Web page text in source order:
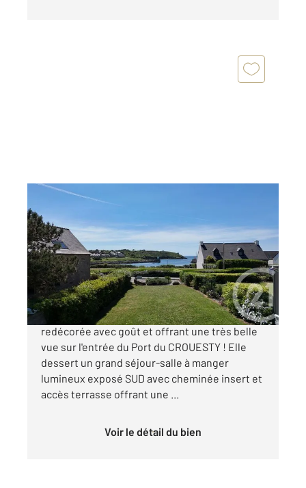
180 m
Ref : 12094
Maison à vendre
1 287 500 €
Superbe maison de 180 m² habitables
redécorée avec goût et offrant une très belle
vue sur l'entrée du Port du CROUESTY ! Elle
dessert un grand séjour-salle à manger
lumineux exposé SUD avec cheminée insert et
accès terrasse offrant une ...
Voir le détail du bien